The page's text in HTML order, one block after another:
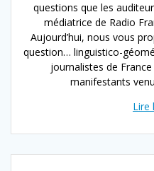
questions que les
médiatrice de Radio
Aujourd’hui, nous vous
question… linguistico-
journalistes de
manifestants
Lire